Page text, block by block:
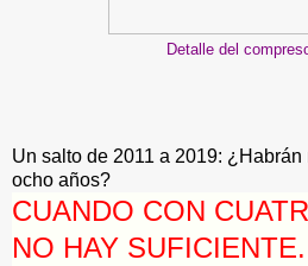
Detalle del
Un salto de 2011 a 2019:
ocho años?
CUANDO CON
NO HAY SUFICIENTE.